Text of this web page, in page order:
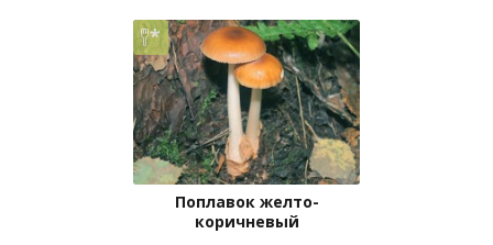
Поплавок желто-
коричневый